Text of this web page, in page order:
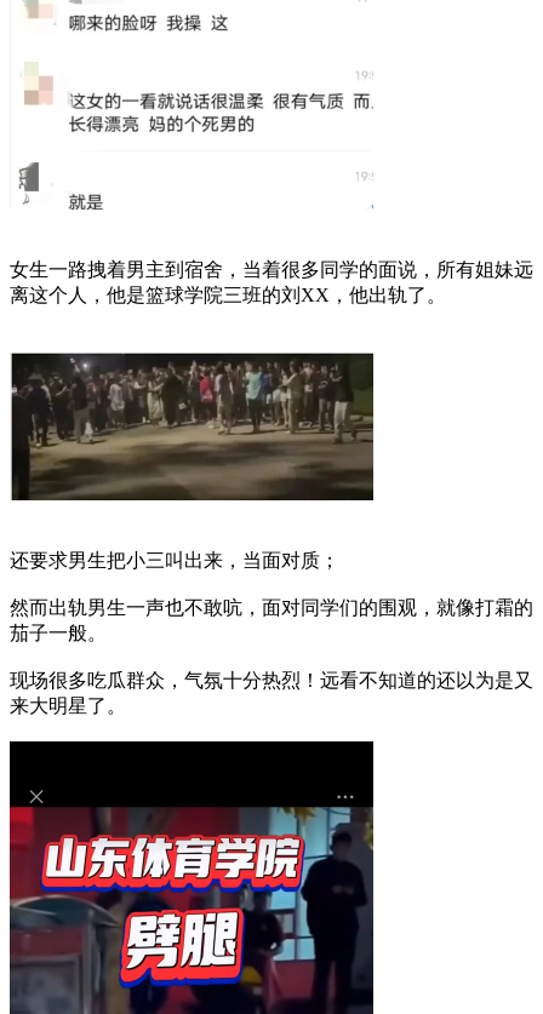
女生一路拽着男主到宿舍，当着很多同学的面说，所有姐妹远
离这个人，他是篮球学院三班的刘XX，他出轨了。
还要求男生把小三叫出来，当面对质；
然而出轨男生一声也不敢吭，面对同学们的围观，就像打霜的
茄子一般。
现场很多吃瓜群众，气氛十分热烈！远看不知道的还以为是又
来大明星了。